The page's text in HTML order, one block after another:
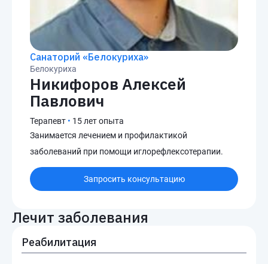
Санаторий «Белокуриха»
Белокуриха
Никифоров Алексей
Павлович
Терапевт • 15 лет опыта
Занимается лечением и профилактикой
заболеваний при помощи иглорефлексотерапии.
Запросить консультацию
Лечит заболевания
Реабилитация